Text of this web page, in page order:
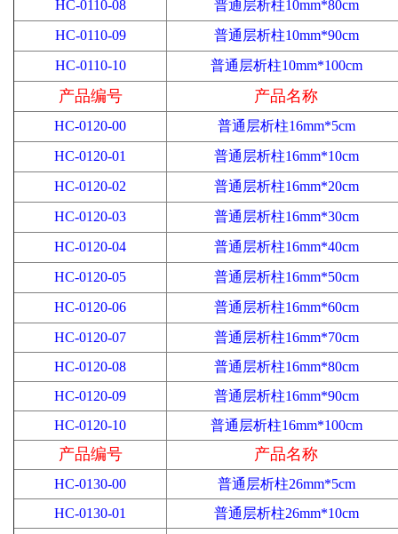
HC-0110-08
普通层析柱10mm*80cm
HC-0110-09
普通层析柱10mm*90cm
HC-0110-10
普通层析柱10mm*100cm
产品编号 产品名称
HC-0120-00
普通层析柱16mm*5cm
HC-0120-01
普通层析柱16mm*10cm
HC-0120-02
普通层析柱16mm*20cm
HC-0120-03
普通层析柱16mm*30cm
HC-0120-04
普通层析柱16mm*40cm
HC-0120-05
普通层析柱16mm*50cm
HC-0120-06
普通层析柱16mm*60cm
HC-0120-07
普通层析柱16mm*70cm
HC-0120-08
普通层析柱16mm*80cm
HC-0120-09
普通层析柱16mm*90cm
HC-0120-10
普通层析柱16mm*100cm
产品编号 产品名称
HC-0130-00
普通层析柱26mm*5cm
HC-0130-01
普通层析柱26mm*10cm